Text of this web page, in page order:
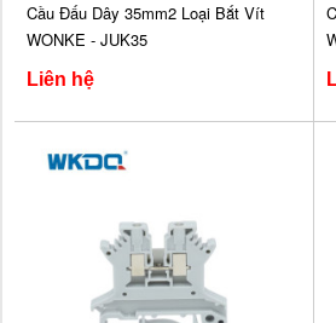
Cầu Đấu Dây 35mm2 Loại Bắt Vít
WONKE - JUK35
Liên hệ